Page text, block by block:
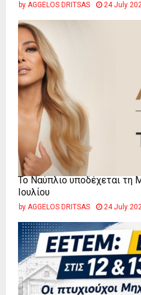
by AGGELOS DRITSAS 24 July
Το Ναύπλιο υποδέχεται τη
Ιουλίου
by AGGELOS DRITSAS 24 July